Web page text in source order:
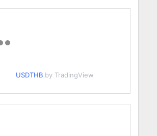
USDTHB by TradingView